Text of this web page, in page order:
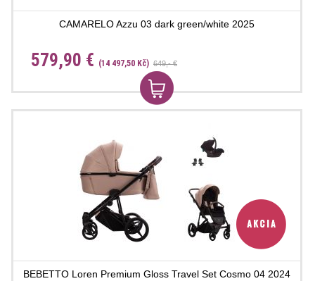
CAMARELO Azzu 03 dark green/white 2025
579,90 € (14 497,50 Kč) 649,- €
BEBETTO Loren Premium Gloss Travel Set Cosmo 04 2024